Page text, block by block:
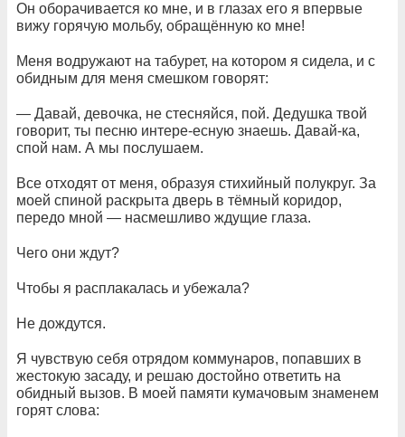
Он оборачивается ко мне, и в глазах его я впервые
вижу горячую мольбу, обращённую ко мне!
Меня водружают на табурет, на котором я сидела, и с
обидным для меня смешком говорят:
— Давай, девочка, не стесняйся, пой. Дедушка твой
говорит, ты песню интере-есную знаешь. Давай-ка,
спой нам. А мы послушаем.
Все отходят от меня, образуя стихийный полукруг. За
моей спиной раскрыта дверь в тёмный коридор,
передо мной — насмешливо ждущие глаза.
Чего они ждут?
Чтобы я расплакалась и убежала?
Не дождутся.
Я чувствую себя отрядом коммунаров, попавших в
жестокую засаду, и решаю достойно ответить на
обидный вызов. В моей памяти кумачовым знаменем
горят слова: